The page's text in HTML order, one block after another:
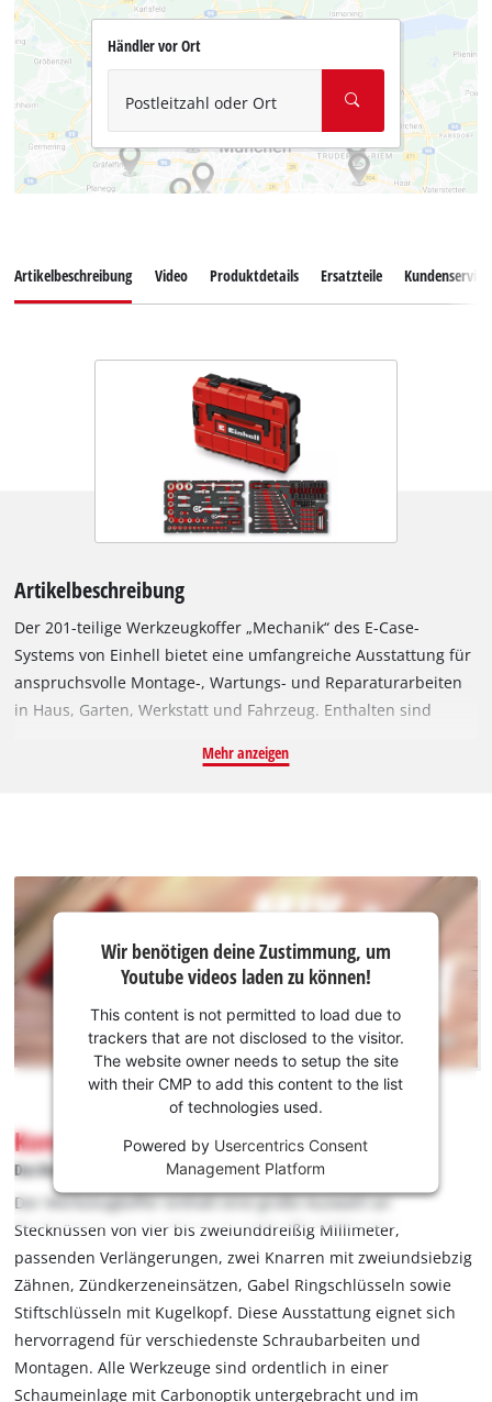
Händler vor Ort
Postleitzahl oder Ort
Artikelbeschreibung Video Produktdetails Ersatzteile Kundenservice
Artikelbeschreibung
Der 201-teilige Werkzeugkoffer „Mechanik“ des E-Case-
Systems von Einhell bietet eine umfangreiche Ausstattung für
anspruchsvolle Montage-, Wartungs- und Reparaturarbeiten
in Haus, Garten, Werkstatt und Fahrzeug. Enthalten sind
32 mm aus hochwertigem Chrom Vanadium mit satinierter
Austausch gängiger Zündkerzen. Ergänzt wird das Set durch
Stecknuss-Verlängerungen aus CrV-Stahl in 1/4" mit 50 und
100 mm Länge sowie in 1/2" mit 150 und 250 mm.
Gelenkstücke und T-Griffe mit Gleitstück erleichtern das
Arbeiten an schwer zugänglichen Stellen. Zwei
Umschaltknarren mit 72 Zähnen, 1/4“- und 1/2“-Aufnahme aus
40Cr- und CR-Mo-Stahl verfügen über eine Umschaltfunktion,
einen Entriegelungsknopf und ergonomische 2-Komponenten-
Griffe – passend für alle im Set enthaltenen Stecknüsse und
Bit-Stecknüsse. Elf Gabel-Ringschlüssel von 8 bis 19 mm aus
CrV-Stahl mit 12-Punkt-Ringprofil und satinierter Oberfläche
gewährleisten kraftvolles Arbeiten ohne Abrutschen. Ein 8-
teiliges Sechskant-Stiftschlüssel-Set mit Kugelkopf aus
mattverchromtem CrV-Stahl eignet sich für Schraubarbeiten
in schwer zugänglichen Winkeln. Für kontrolliertes Schrauben
sorgen ein 60 mm langer Bithalter mit stabiler Edelstahlhülse
sowie ein ausziehbarer Bithalter von 80 bis 120 mm, der eine
präzise Schraubenführung ermöglicht. Ebenfalls Teil des
Werkzeug-Sets sind 90 25-mm-Bits mit 1/4"-C 6.3-Schaft sowie
30 Bits mit 5/16"-Schaft und 30-mm-Länge aus
Mehr anzeigen
benötigen
deine
Zustimmung,
um Youtube
laden zu
können!
This
content
is
not
permitted
to
load
due
to
trackers
are
Wir benötigen deine Zustimmung, um
Youtube videos laden zu können!
This content is not permitted to load due to
trackers that are not disclosed to the visitor.
The website owner needs to setup the site
with their CMP to add this content to the list
of technologies used.
Powered by Usercentrics Consent
Management Platform
Komplettausstattung im Koffer
Das Rundumset für Montage und Instandhaltung
Der Werkzeugkoffer enthält eine große Auswahl an
Stecknüssen von vier bis zweiunddreißig Millimeter,
passenden Verlängerungen, zwei Knarren mit zweiundsiebzig
Zähnen, Zündkerzeneinsätzen, Gabel Ringschlüsseln sowie
Stiftschlüsseln mit Kugelkopf. Diese Ausstattung eignet sich
hervorragend für verschiedenste Schraubarbeiten und
Montagen. Alle Werkzeuge sind ordentlich in einer
Schaumeinlage mit Carbonoptik untergebracht und im